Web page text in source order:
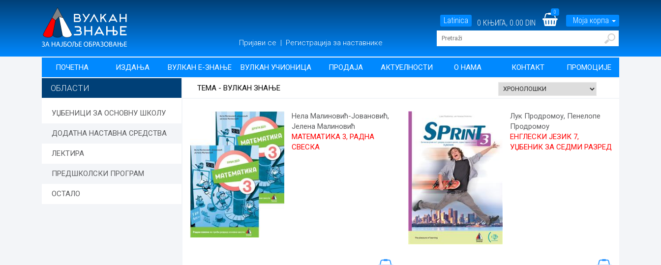
Latinica 0 КЊИГА, 0.00 DIN
0
Моја корпа
Пријави се | Регистрација за наставнике
ПОЧЕТНА ИЗДАЊА ВУЛКАН Е-ЗНАЊЕ ВУЛКАН УЧИОНИЦА ПРОДАЈА АКТУЕЛНОСТИ О НАМА КОНТАКТ ПРОМОЦИЈЕ
ОБЛАСТИ
УЏБЕНИЦИ ЗА ОСНОВНУ ШКОЛУ
ДОДАТНА НАСТАВНА СРЕДСТВА
ЛЕКТИРА
ПРЕДШКОЛСКИ ПРОГРАМ
ОСТАЛО
ТЕМА - ВУЛКАН ЗНАЊЕ
Нела Малиновић-Јовановић,
Јелена Малиновић
МАТЕМАТИКА 3, РАДНА
СВЕСКА
Лук Продромоу, Пенелопе
Продромоу
ЕНГЛЕСКИ ЈЕЗИК 7,
УЏБЕНИК ЗА СЕДМИ РАЗРЕД